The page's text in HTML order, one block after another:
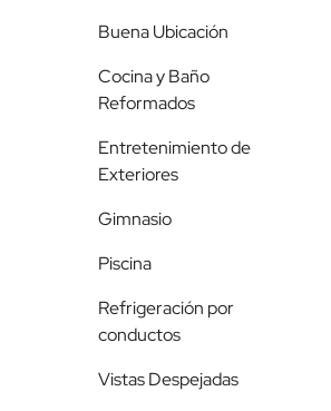
Buena Ubicación
Cocina y Baño
Reformados
Entretenimiento de
Exteriores
Gimnasio
Piscina
Refrigeración por
conductos
Vistas Despejadas